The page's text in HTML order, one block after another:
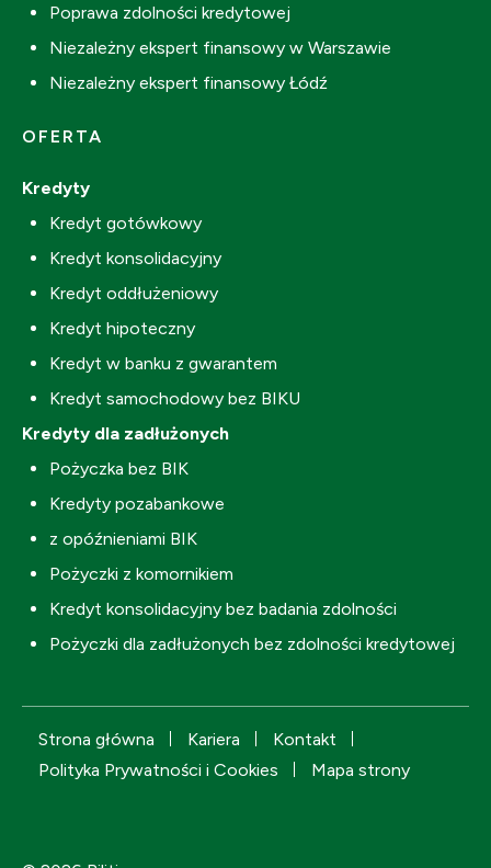
Poprawa zdolności kredytowej
Niezależny ekspert finansowy w Warszawie
Niezależny ekspert finansowy Łódź
OFERTA
Kredyty
Kredyt gotówkowy
Kredyt konsolidacyjny
Kredyt oddłużeniowy
Kredyt hipoteczny
Kredyt w banku z gwarantem
Kredyt samochodowy bez BIKU
Kredyty dla zadłużonych
Pożyczka bez BIK
Kredyty pozabankowe
z opóźnieniami BIK
Pożyczki z komornikiem
Kredyt konsolidacyjny bez badania zdolności
Pożyczki dla zadłużonych bez zdolności kredytowej
Strona główna Kariera
Kontakt
Polityka Prywatności i Cookies
Mapa strony